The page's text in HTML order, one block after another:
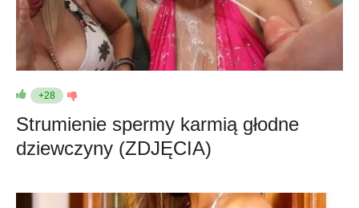
+28
Strumienie spermy karmią głodne
dziewczyny (ZDJĘCIA)